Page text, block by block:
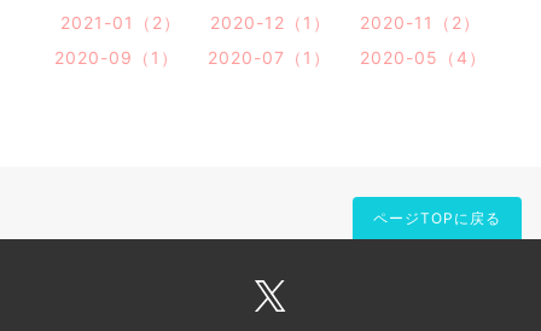
2021-01（2）
2020-12（1）
2020-11（2）
2020-09（1）
2020-07（1） 2020-05（4）
ページTOPに戻る